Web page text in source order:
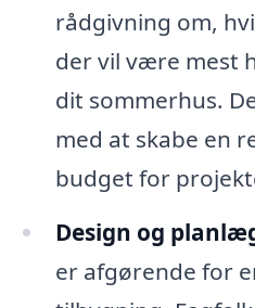
rådgivning om,
der vil være mest
dit sommerhus.
med at skabe en
budget for
Design og
er afgørende for